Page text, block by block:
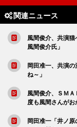
関連ニュース
風間俊介、共演
風間俊介氏」
岡田准一、共演
ね～」
風間俊介、ＳＭ
度も風間さんがお
岡田准一「井ノ